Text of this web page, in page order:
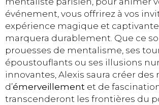
événement, vous offrirez à vos
expérience magique et
marquera durablement. Que ce
prouesses de mentalisme, ses
époustouflants ou ses illusions
innovantes, Alexis saura créer
d’émerveillement et de
transcenderont les frontières du